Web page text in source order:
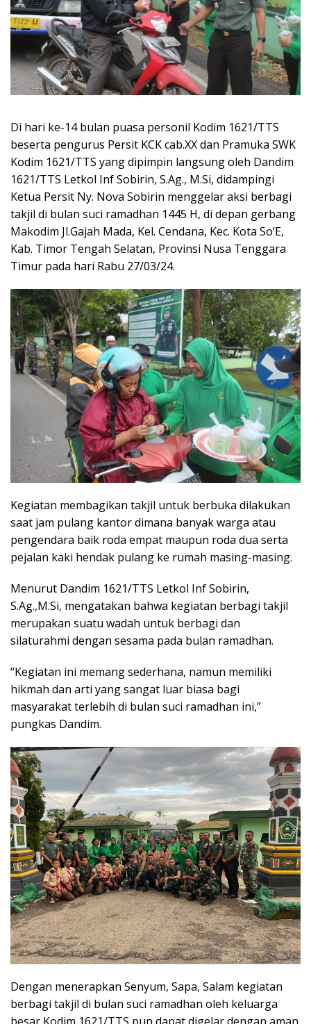
Di hari ke-14 bulan puasa personil Kodim 1621/TTS
beserta pengurus Persit KCK cab.XX dan Pramuka SWK
Kodim 1621/TTS yang dipimpin langsung oleh Dandim
1621/TTS Letkol Inf Sobirin, S.Ag., M.Si, didampingi
Ketua Persit Ny. Nova Sobirin menggelar aksi berbagi
takjil di bulan suci ramadhan 1445 H, di depan gerbang
Makodim Jl.Gajah Mada, Kel. Cendana, Kec. Kota So’E,
Kab. Timor Tengah Selatan, Provinsi Nusa Tenggara
Timur pada hari Rabu 27/03/24.
Kegiatan membagikan takjil untuk berbuka dilakukan
saat jam pulang kantor dimana banyak warga atau
pengendara baik roda empat maupun roda dua serta
pejalan kaki hendak pulang ke rumah masing-masing.
Menurut Dandim 1621/TTS Letkol Inf Sobirin,
S.Ag.,M.Si, mengatakan bahwa kegiatan berbagi takjil
merupakan suatu wadah untuk berbagi dan
silaturahmi dengan sesama pada bulan ramadhan.
“Kegiatan ini memang sederhana, namun memiliki
hikmah dan arti yang sangat luar biasa bagi
masyarakat terlebih di bulan suci ramadhan ini,”
pungkas Dandim.
Dengan menerapkan Senyum, Sapa, Salam kegiatan
berbagi takjil di bulan suci ramadhan oleh keluarga